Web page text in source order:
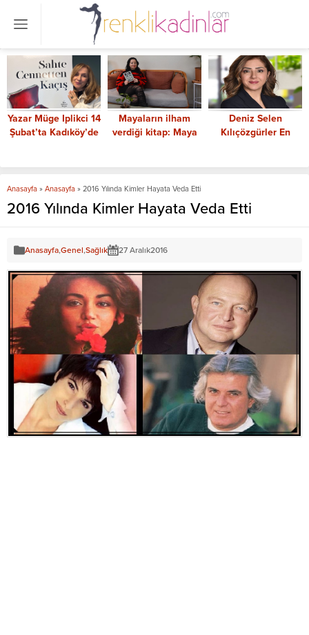
Yazar Müge Iplikci 14
Şubat’ta Kadıköy’de
Mayaların ilham
verdiği kitap: Maya
Deniz Selen
Kılıçözgürler En
Anasayfa » Anasayfa » 2016 Yılında Kimler Hayata Veda Etti
2016 Yılında Kimler Hayata Veda Etti
Anasayfa,Genel,Sağlık 27 Aralık2016